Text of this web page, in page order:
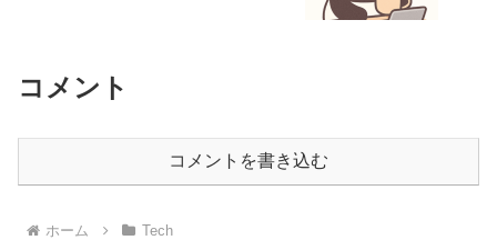
コメント
コメントを書き込む
ホーム Tech